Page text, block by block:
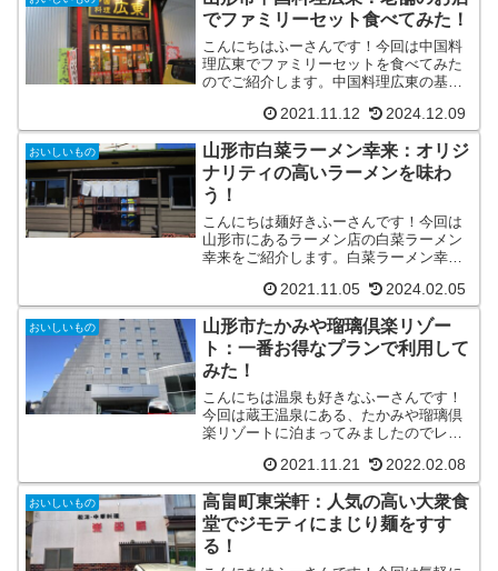
でファミリーセット食べてみた！
こんにちはふーさんです！今回は中国料
理広東でファミリーセットを食べてみた
のでご紹介します。中国料理広東の基本
山形でも老舗の中国料理店になりま
す。 中国料理広東TEL 023-624-0395
住所 山形市...
2021.11.12 2024.12.09
おいしいもの
山形市白菜ラーメン幸来：オリジ
ナリティの高いラーメンを味わ
う！
こんにちは麺好きふーさんです！今回は
山形市にあるラーメン店の白菜ラーメン
幸来をご紹介します。白菜ラーメン幸来
気のお店です。白菜ラーメン幸来の基本
情報白菜ラーメン幸来は山形市にあるラ
ーメン店です。女性にも人...
2021.11.05 2024.02.05
おいしいもの
山形市たかみや瑠璃倶楽リゾー
ト：一番お得なプランで利用して
みた！
こんにちは温泉も好きなふーさんです！
今回は蔵王温泉にある、たかみや瑠璃倶
楽リゾートに泊まってみましたのでレポ
の基本情報たかみや瑠璃倶楽リゾートは
山形に12のホテル・旅館をもつ高見屋グ
ループの宿になります。...
2021.11.21 2022.02.08
おいしいもの
高畠町東栄軒：人気の高い大衆食
堂でジモティにまじり麺をすす
る！